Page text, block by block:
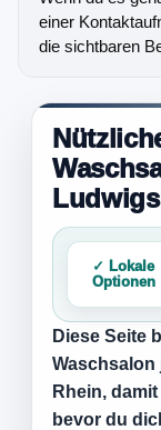
einer
die sichtbaren
✓ Lokale
Optionen
Diese Seite
Waschsalon
Rhein,
bevor du